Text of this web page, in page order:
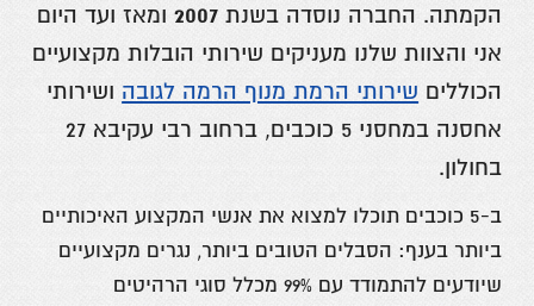
הקמתה. החברה נוסדה בשנת 2007ומאז ועד היום
אני והצוות שלנו מעניקים שירותי הובלות מקצועיים
הכוללים שירותי הרמת מנוף הרמה לגובה ושירותי
אחסנה במחסני 5 כוכבים, ברחוב רבי עקיבא 27
בחולון.
ב-5 כוכבים תוכלו למצוא את אנשי המקצוע האיכותיים
ביותר בענף: הסבלים הטובים ביותר, נגרים מקצועיים
שיודעים להתמודד עם 99% מכלל סוגי הרהיטים